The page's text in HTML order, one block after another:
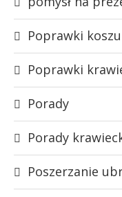
Poprawki
Poprawki
Porady
Porady
Poszerzanie